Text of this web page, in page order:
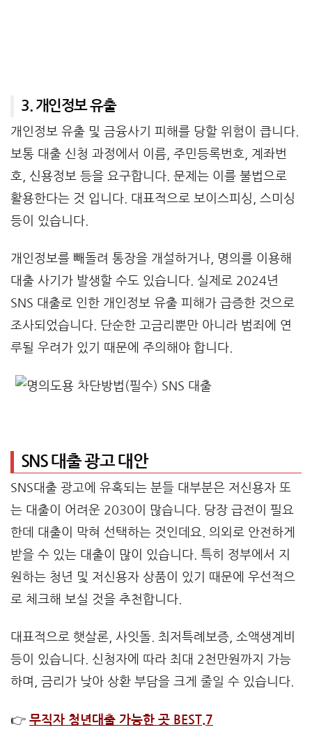
3. 개인정보 유출
개인정보 유출 및 금융사기 피해를 당할 위험이 큽니다.
보통 대출 신청 과정에서 이름, 주민등록번호, 계좌번
호, 신용정보 등을 요구합니다. 문제는 이를 불법으로
활용한다는 것 입니다. 대표적으로 보이스피싱, 스미싱
등이 있습니다.
개인정보를 빼돌려 통장을 개설하거나, 명의를 이용해
대출 사기가 발생할 수도 있습니다. 실제로 2024년
SNS 대출로 인한 개인정보 유출 피해가 급증한 것으로
조사되었습니다. 단순한 고금리뿐만 아니라 범죄에 연
루될 우려가 있기 때문에 주의해야 합니다.
SNS 대출 광고 대안
SNS대출 광고에 유혹되는 분들 대부분은 저신용자 또
는 대출이 어려운 2030이 많습니다. 당장 급전이 필요
한데 대출이 막혀 선택하는 것인데요. 의외로 안전하게
받을 수 있는 대출이 많이 있습니다. 특히 정부에서 지
원하는 청년 및 저신용자 상품이 있기 때문에 우선적으
로 체크해 보실 것을 추천합니다.
대표적으로 햇살론, 사잇돌. 최저특례보증, 소액생계비
등이 있습니다. 신청자에 따라 최대 2천만원까지 가능
하며, 금리가 낮아 상환 부담을 크게 줄일 수 있습니다.
👉 무직자 청년대출 가능한 곳 BEST.7